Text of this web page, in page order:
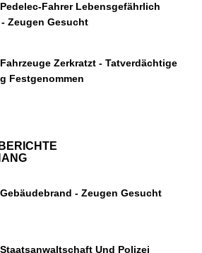
Fahrer Lebensgefährlich
- Zeugen Gesucht
Zerkratzt - Tatverdächtige
Festgenommen
- Zeugen Gesucht
Und Polizei